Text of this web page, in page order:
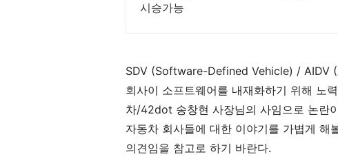
시승가능
SDV (Software-Defined Vehicle) / AIDV
회사이 소프트웨어를 내재화하기 위해 노
차/42dot 송창현 사장님의 사임으로 논란
자동차 회사들에 대한 이야기를 가볍게 해
의견임을 참고로 하기 바란다.